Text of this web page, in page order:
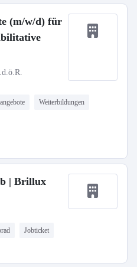
(m/w/d) für
Weiterbildungen
| Brillux
Jobticket